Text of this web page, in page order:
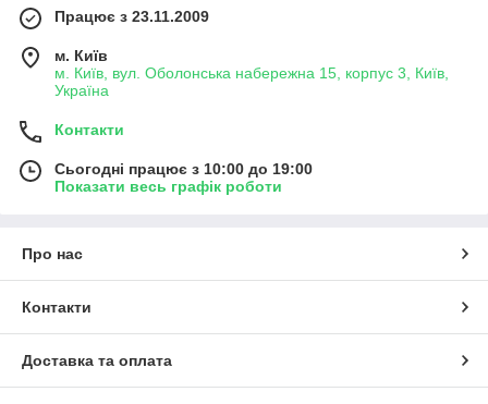
Працює з 23.11.2009
м. Київ
м. Київ, вул. Оболонська набережна 15, корпус 3, Київ,
Україна
Контакти
Сьогодні працює з 10:00 до 19:00
Показати весь графік роботи
Про нас
Контакти
Доставка та оплата